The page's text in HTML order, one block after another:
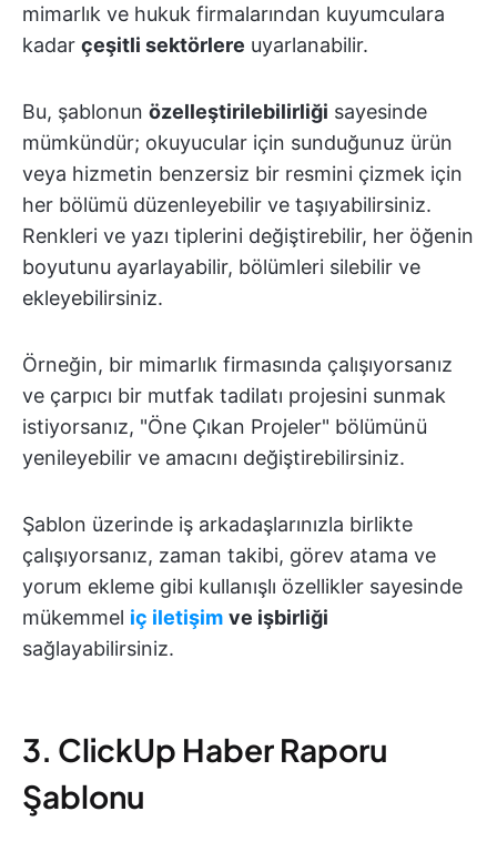
mimarlık ve hukuk firmalarından kuyumculara
kadar çeşitli sektörlere uyarlanabilir.
Bu, şablonun özelleştirilebilirliği sayesinde
mümkündür; okuyucular için sunduğunuz ürün
veya hizmetin benzersiz bir resmini çizmek için
her bölümü düzenleyebilir ve taşıyabilirsiniz.
Renkleri ve yazı tiplerini değiştirebilir, her öğenin
boyutunu ayarlayabilir, bölümleri silebilir ve
ekleyebilirsiniz.
Örneğin, bir mimarlık firmasında çalışıyorsanız
ve çarpıcı bir mutfak tadilatı projesini sunmak
istiyorsanız, "Öne Çıkan Projeler" bölümünü
yenileyebilir ve amacını değiştirebilirsiniz.
Şablon üzerinde iş arkadaşlarınızla birlikte
çalışıyorsanız, zaman takibi, görev atama ve
yorum ekleme gibi kullanışlı özellikler sayesinde
mükemmel iç iletişim ve işbirliği
sağlayabilirsiniz.
3. ClickUp Haber Raporu
Şablonu